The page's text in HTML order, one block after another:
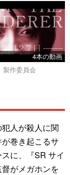
4本の動画
製作委員会
人が殺人に関
巻き起こるサ
に、『SR サイ
がメガホンを